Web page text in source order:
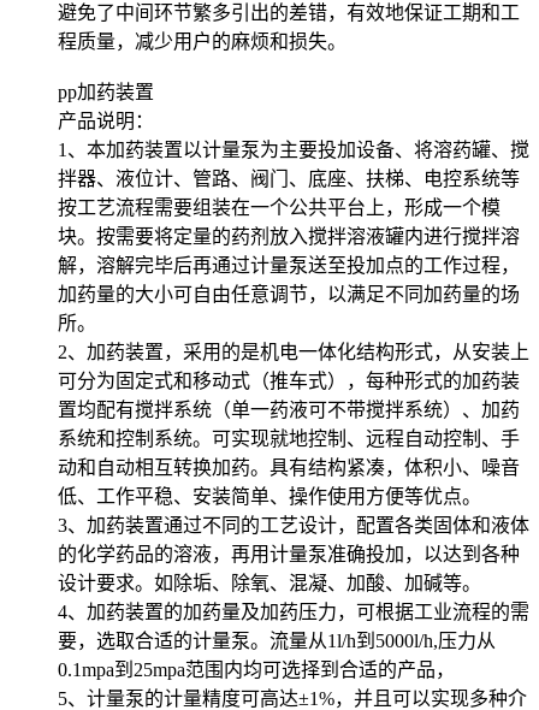
避免了中间环节繁多引出的差错，有效地保证工期和工
程质量，减少用户的麻烦和损失。
pp加药装置
产品说明：
1、本加药装置以计量泵为主要投加设备、将溶药罐、搅
拌器、液位计、管路、阀门、底座、扶梯、电控系统等
按工艺流程需要组装在一个公共平台上，形成一个模
块。按需要将定量的药剂放入搅拌溶液罐内进行搅拌溶
解，溶解完毕后再通过计量泵送至投加点的工作过程，
加药量的大小可自由任意调节，以满足不同加药量的场
所。
2、加药装置，采用的是机电一体化结构形式，从安装上
可分为固定式和移动式（推车式），每种形式的加药装
置均配有搅拌系统（单一药液可不带搅拌系统）、加药
系统和控制系统。可实现就地控制、远程自动控制、手
动和自动相互转换加药。具有结构紧凑，体积小、噪音
低、工作平稳、安装简单、操作使用方便等优点。
3、加药装置通过不同的工艺设计，配置各类固体和液体
的化学药品的溶液，再用计量泵准确投加，以达到各种
设计要求。如除垢、除氧、混凝、加酸、加碱等。
4、加药装置的加药量及加药压力，可根据工业流程的需
要，选取合适的计量泵。流量从1l/h到5000l/h,压力从
0.1mpa到25mpa范围内均可选择到合适的产品，
5、计量泵的计量精度可高达±1%，并且可以实现多种介